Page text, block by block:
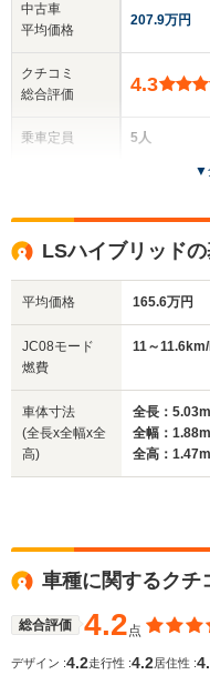
中古車
平均価格
クチコミ
総合評価
乗車定員
サイズ
(全長x全幅x全高)
WLTCモード
燃費
207.9万円
4.3
5人
全高
全幅
▼
LSハイブリッド
平均価格 165.6万円
JC08モード
燃費
11～
車体寸法
(全長x全幅x全
高)
全長：
全幅：1.88m
全高：
車種に関するクチ
総合評価 4.2点
デザイン :4.2走行性 :4.2居住性 :